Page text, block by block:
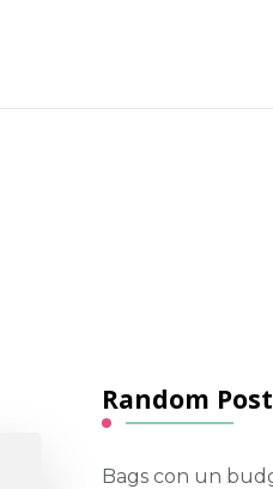
Random
Bags con un